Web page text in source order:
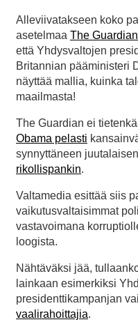
Alleviivatakseen koko
asetelmaa The
että Yhdysvaltojen
Britannian pääministeri
näyttää mallia, kuinka
maailmasta!
The Guardian ei
Obama pelasti
synnyttäneen juutalaisen
rikollispankin.
Valtamedia esittää siis
vaikutusvaltaisimmat
vastavoimana
loogista.
Nähtäväksi jää,
lainkaan esimerkiksi
presidenttikampanjan
vaalirahoittajia.